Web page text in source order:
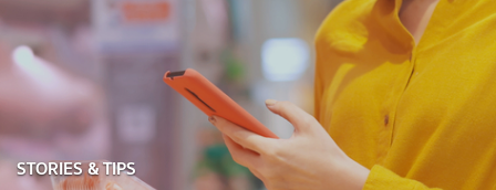
STORIES & TIPS